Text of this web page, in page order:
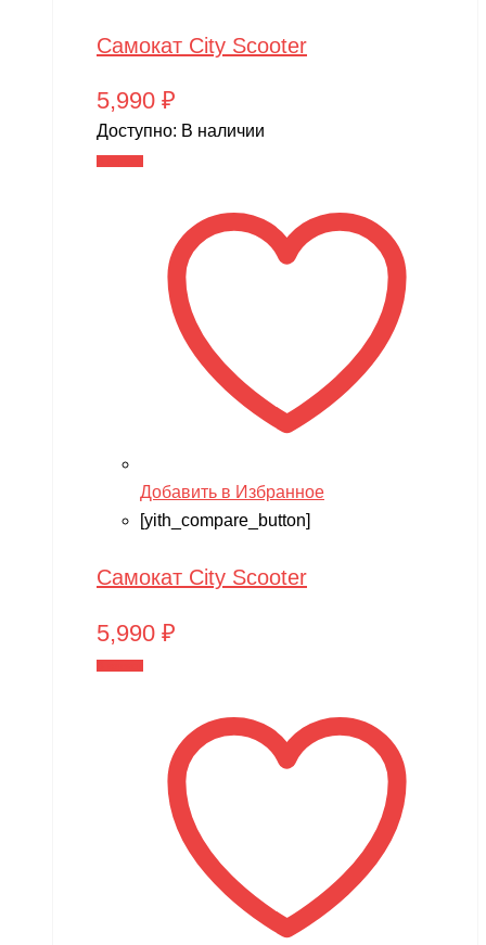
Самокат City Scooter
5,990 ₽
Доступно: В наличии
Добавить в Избранное
[yith_compare_button]
Самокат City Scooter
5,990 ₽